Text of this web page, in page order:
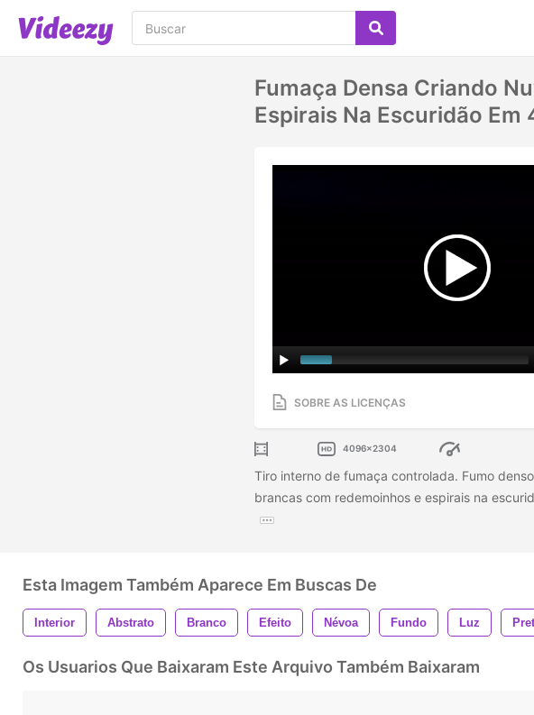
Fumaça Densa Criando
Espirais Na Escuridão Em
SOBRE AS LICENÇAS
4096x2304
Tiro interno de fumaça controlada. Fumo
brancas com redemoinhos e espirais na
Esta Imagem Também Aparece Em Buscas De
Interior Abstrato Branco Efeito Névoa Fundo Luz
Os Usuarios Que Baixaram Este Arquivo Também Baixaram